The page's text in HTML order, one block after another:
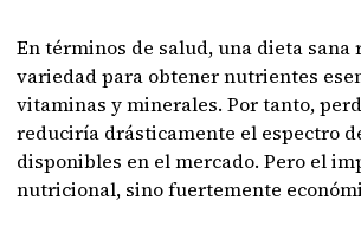
En términos de salud, una dieta sana
variedad para obtener nutrientes
vitaminas y minerales. Por tanto,
reduciría drásticamente el espectro
disponibles en el mercado. Pero el
nutricional, sino fuertemente